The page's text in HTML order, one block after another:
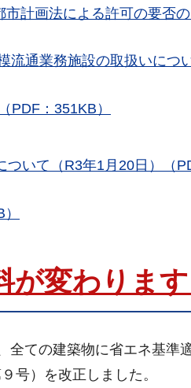
計画法による許可の要否
通業務施設の取扱いにつ
PDF：351KB）
ついて（R3年1月20日）（
が変わりま
全ての建築物に省エネ基準
号）を改正しました。